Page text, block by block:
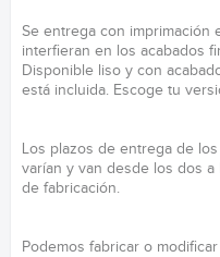
Se entrega con imprimación
interfieran en los acabados
Disponible liso y con
está incluida. Escoge tu
Los plazos de entrega de los
varían y van desde los dos
de fabricación.
Podemos fabricar o